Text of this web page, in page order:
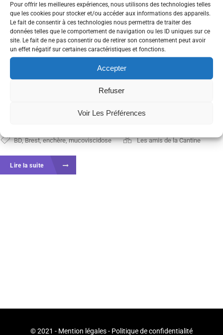
Pour offrir les meilleures expériences, nous utilisons des technologies telles
que les cookies pour stocker et/ou accéder aux informations des appareils.
Le fait de consentir à ces technologies nous permettra de traiter des
données telles que le comportement de navigation ou les ID uniques sur ce
site. Le fait de ne pas consentir ou de retirer son consentement peut avoir
un effet négatif sur certaines caractéristiques et fonctions.
Accepter
Refuser
Voir Les Préférences
An Daol Vras soutient… Zef'Hir
Quand la BD et le monde de l’illustration se mettent
au service de la recherche sur la mucoviscidose.
Porté par l’association Gaétan Saleün, le projet Zef’hir
s’articule autour d’une idée audacieuse qui fait son
chemin: organiser une vente d’originaux de...
BD,Brest,enchère,mucoviscidose Les amis de la Cantine
Lire la suite
© 2021 - Mention légales- Politique de confidentialité